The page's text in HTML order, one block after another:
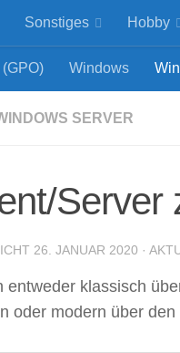
Sonstiges Hobby
Administrator &
Windows
SERVER
26. JANUAR 2020 ·
klassisch
oder modern über